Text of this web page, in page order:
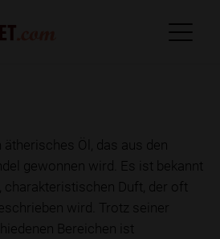
Öl, das aus den
gewonnen wird. Es ist bekannt
charakteristischen Duft, der oft
wird. Trotz seiner
Bereichen ist